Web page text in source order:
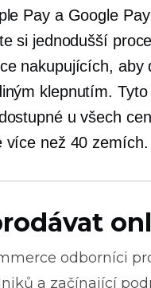
Pay a Google
si jednodušší
nakupujících, aby
klepnutím.
u všech
více než 40 zemích.
odborníci
a začínající